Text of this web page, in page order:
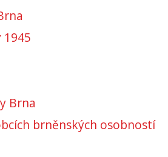
Brna
brněnských osobností